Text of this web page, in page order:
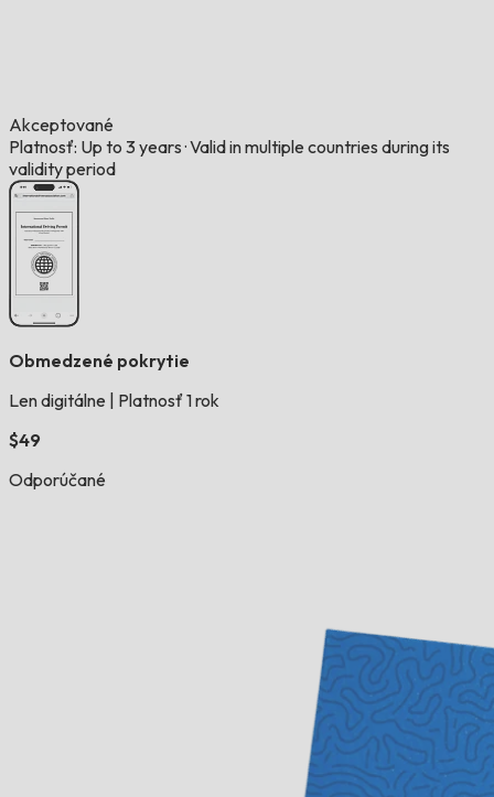
Akceptované
Platnosť: Up to 3 years ·Valid in multiple countries during its
validity period
Obmedzené pokrytie
Len digitálne
Platnosť 1 rok
$49
Odporúčané